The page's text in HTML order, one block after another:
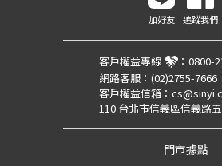
加好友 追蹤我們
客戶權益專線 ： 0800-
網路客服： (02)2755-7666
客戶權益信箱：
110 台北市信義區信義路
門市據點